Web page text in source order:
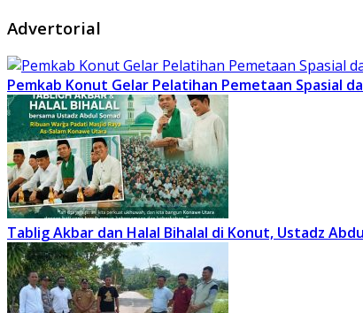
Advertorial
Pemkab Konut Gelar Pelatihan Pemetaan Spasial
Tablig Akbar dan Halal Bihalal di Konut, Ustadz